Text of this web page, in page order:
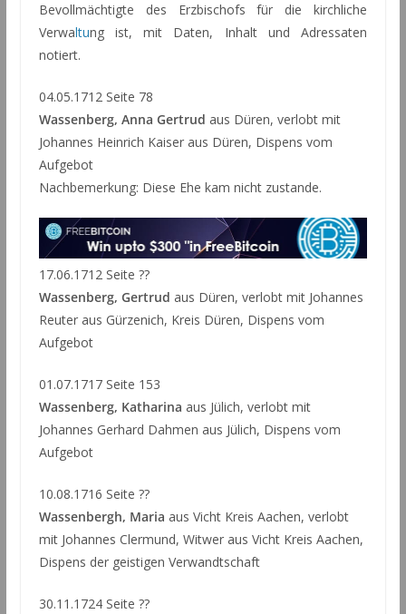
Bevollmächtigte des Erzbischofs für die kirchliche
Verwaltung ist, mit Daten, Inhalt und Adressaten
notiert.
04.05.1712 Seite 78
Wassenberg, Anna Gertrud aus Düren, verlobt mit
Johannes Heinrich Kaiser aus Düren, Dispens vom
Aufgebot
Nachbemerkung: Diese Ehe kam nicht zustande.
17.06.1712 Seite ??
Wassenberg, Gertrud aus Düren, verlobt mit Johannes
Reuter aus Gürzenich, Kreis Düren, Dispens vom
Aufgebot
01.07.1717 Seite 153
Wassenberg, Katharina aus Jülich, verlobt mit
Johannes Gerhard Dahmen aus Jülich, Dispens vom
Aufgebot
10.08.1716 Seite ??
Wassenbergh, Maria aus Vicht Kreis Aachen, verlobt
mit Johannes Clermund, Witwer aus Vicht Kreis Aachen,
Dispens der geistigen Verwandtschaft
30.11.1724 Seite ??